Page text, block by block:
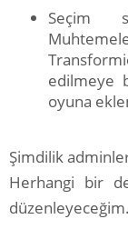
Seçim
edilmeye
oyuna
Şimdilik
Herhangi bir
düzenleyeceğim.